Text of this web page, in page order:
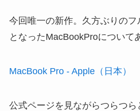
今回唯一の新作。久方ぶりのフ
となったMacBookProについて
MacBook Pro - Apple（日本）
公式ページを見ながらつらつら